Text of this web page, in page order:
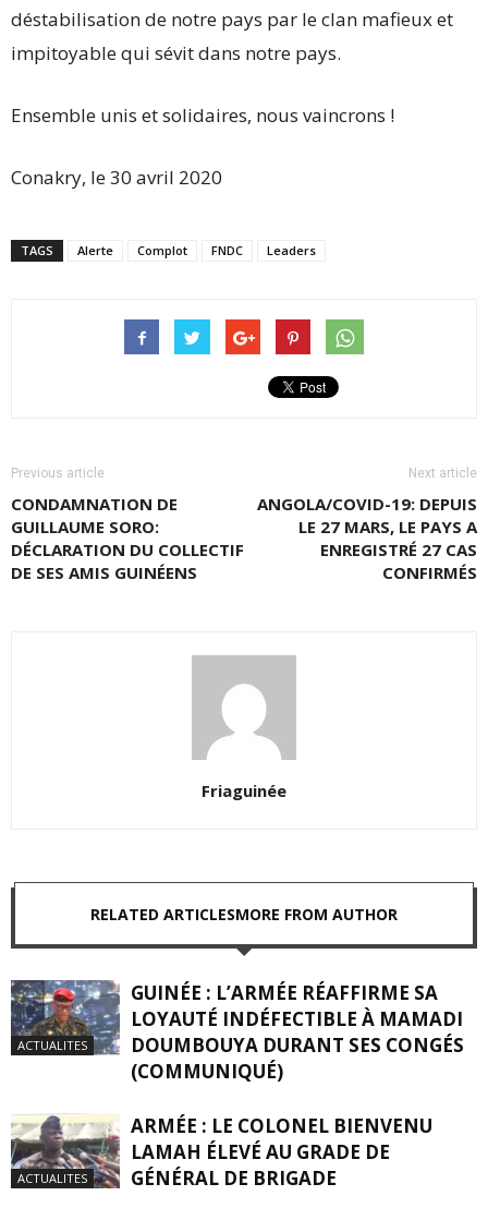
déstabilisation de notre pays par le clan mafieux et
impitoyable qui sévit dans notre pays.
Ensemble unis et solidaires, nous vaincrons !
Conakry, le 30 avril 2020
TAGS Alerte Complot FNDC Leaders
Previous article
CONDAMNATION DE
GUILLAUME SORO:
DÉCLARATION DU COLLECTIF
DE SES AMIS GUINÉENS
Next article
ANGOLA/COVID-19: DEPUIS
LE 27 MARS, LE PAYS A
ENREGISTRÉ 27 CAS
CONFIRMÉS
Friaguinée
RELATED ARTICLESMORE FROM AUTHOR
ACTUALITES
GUINÉE : L’ARMÉE RÉAFFIRME SA
LOYAUTÉ INDÉFECTIBLE À MAMADI
DOUMBOUYA DURANT SES CONGÉS
(COMMUNIQUÉ)
ACTUALITES
ARMÉE : LE COLONEL BIENVENU
LAMAH ÉLEVÉ AU GRADE DE
GÉNÉRAL DE BRIGADE